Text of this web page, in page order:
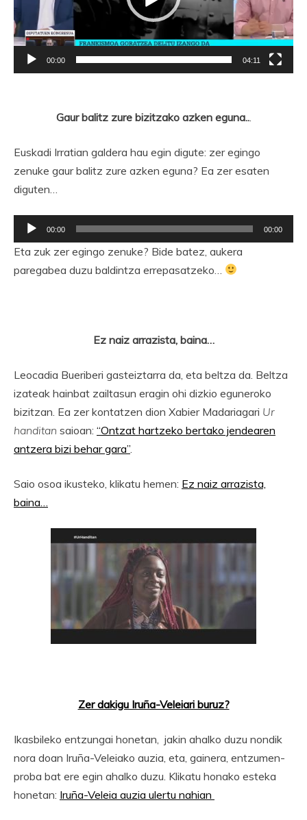
00:00 04:11
Gaur balitz zure bizitzako azken eguna...
Euskadi Irratian galdera hau egin digute: zer egingo
zenuke gaur balitz zure azken eguna? Ea zer esaten
diguten…
Soinu
erreproduzigailua
00:00 00:00
Eta zuk zer egingo zenuke? Bide batez, aukera
paregabea duzu baldintza errepasatzeko…
Ez naiz arrazista, baina…
Leocadia Bueriberi gasteiztarra da, eta beltza da. Beltza
izateak hainbat zailtasun eragin ohi dizkio eguneroko
bizitzan. Ea zer kontatzen dion Xabier Madariagari Ur
handitan saioan: “Ontzat hartzeko bertako jendearen
antzera bizi behar gara”
Saio osoa ikusteko, klikatu hemen: Ez naiz arrazista,
baina…
Zer dakigu Iruña-Veleiari buruz?
Ikasbileko entzungai honetan, jakin ahalko duzu nondik
nora doan Iruña-Veleiako auzia, eta, gainera, entzumen-
proba bat ere egin ahalko duzu. Klikatu honako esteka
honetan: Iruña-Veleia auzia ulertu nahian